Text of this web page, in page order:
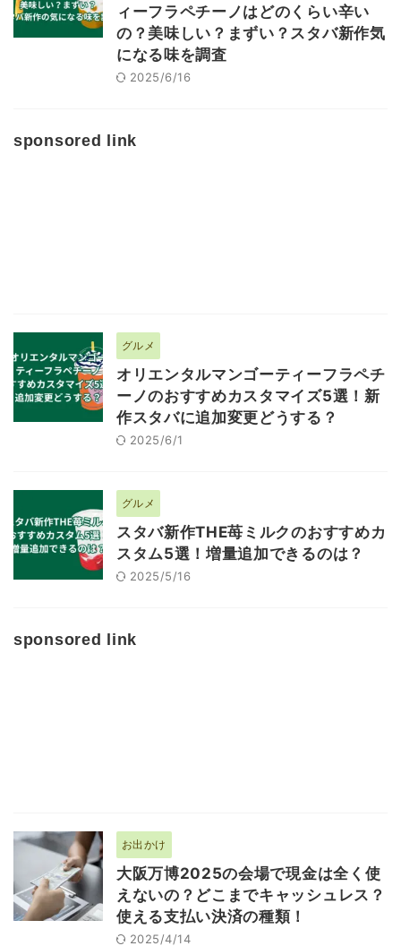
ィーフラペチーノはどのくらい辛い
の？美味しい？まずい？スタバ新作気
になる味を調査
2025/6/16
sponsored link
グルメ
オリエンタルマンゴーティーフラペチ
ーノのおすすめカスタマイズ5選！新
作スタバに追加変更どうする？
2025/6/1
グルメ
スタバ新作THE苺ミルクのおすすめカ
スタム5選！増量追加できるのは？
2025/5/16
sponsored link
お出かけ
大阪万博2025の会場で現金は全く使
えないの？どこまでキャッシュレス？
使える支払い決済の種類！
2025/4/14